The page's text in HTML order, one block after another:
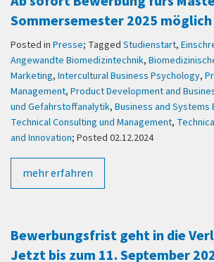
Sommersemester 2025 möglich
Posted in Presse; Tagged Studienstart,
Angewandte Biomedizintechnik,
Marketing, Intercultural Business Psychology,
Management, Product Development and
und Gefahrstoffanalytik, Business and Systems
Technical Consulting und Management,
and Innovation; Posted 02.12.2024
mehr erfahren
Bewerbungsfrist geht in die
Jetzt bis zum 11. September